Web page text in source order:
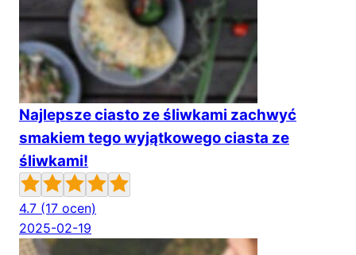
Najlepsze ciasto ze śliwkami zachwyć
smakiem tego wyjątkowego ciasta ze
śliwkami!
4.7 (17 ocen)
2025-02-19